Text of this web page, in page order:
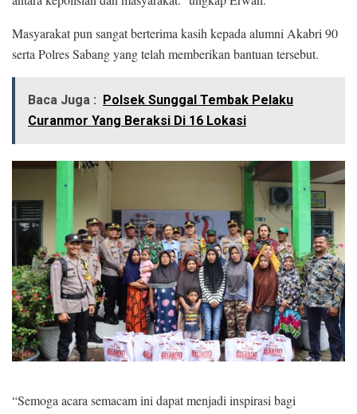
Masyarakat pun sangat berterima kasih kepada alumni Akabri 90
serta Polres Sabang yang telah memberikan bantuan tersebut.
Baca Juga :
Polsek Sunggal Tembak Pelaku
Curanmor Yang Beraksi Di 16 Lokasi
“Semoga acara semacam ini dapat menjadi inspirasi bagi